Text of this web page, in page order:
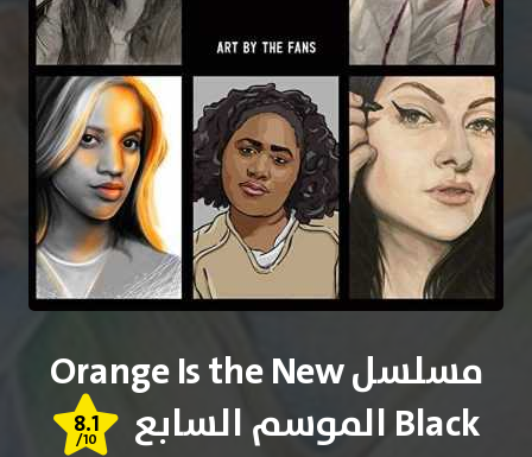
مسلسل Orange Is the New
Black الموسم السابع
8.1
/10